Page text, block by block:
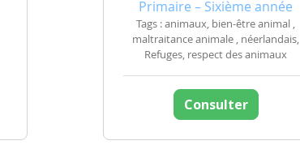
Primaire – Sixième année
Tags : animaux, bien-être animal ,
maltraitance animale , néerlandais,
Refuges, respect des animaux
Consulter